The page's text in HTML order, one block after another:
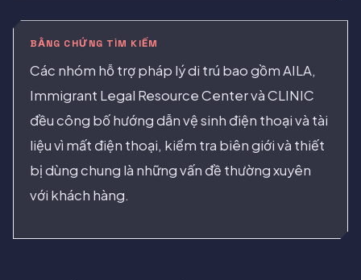
BẰNG CHỨNG TÌM KIẾM
Các nhóm hỗ trợ pháp lý di trú bao gồm AILA,
Immigrant Legal Resource Center và CLINIC
đều công bố hướng dẫn vệ sinh điện thoại và tài
liệu vì mất điện thoại, kiểm tra biên giới và thiết
bị dùng chung là những vấn đề thường xuyên
với khách hàng.